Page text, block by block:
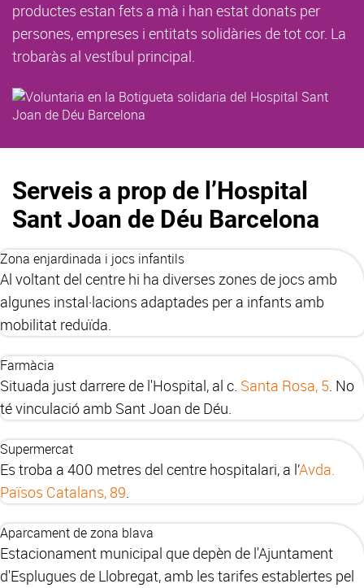
productes estan fets a mà i han estat donats per
persones, empreses i entitats solidàries de tot cor. La
trobaràs al vestíbul principal.
Serveis a prop de l’Hospital
Sant Joan de Déu Barcelona
Zona enjardinada i jocs infantils
Al voltant del centre hi ha diverses zones de jocs amb
algunes instal·lacions adaptades per a infants amb
mobilitat reduïda.
Farmàcia
Situada just darrere de l'Hospital, al c. Santa Rosa, 5. No
té vinculació amb Sant Joan de Déu.
Supermercat
Es troba a 400 metres del centre hospitalari, a l’Avda.
Països Catalans, 89.
Aparcament de zona blava
Estacionament municipal que depèn de l'Ajuntament
d'Esplugues de Llobregat, amb les tarifes establertes pel